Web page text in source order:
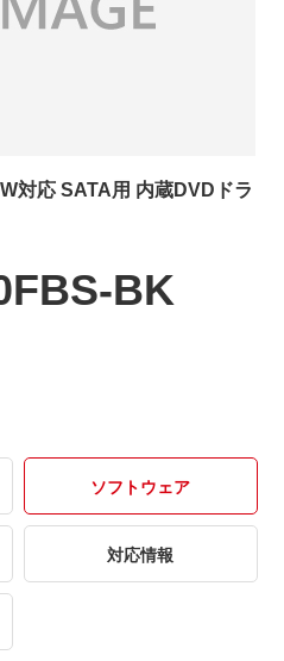
対応 SATA用 内蔵DVDドラ
BK
ソフトウェア
対応情報